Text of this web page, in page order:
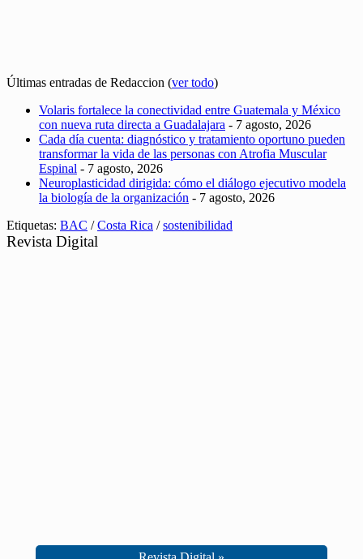
Últimas entradas de Redaccion (ver todo)
Volaris fortalece la conectividad entre Guatemala y México
con nueva ruta directa a Guadalajara - 7 agosto, 2026
Cada día cuenta: diagnóstico y tratamiento oportuno pueden
transformar la vida de las personas con Atrofia Muscular
Espinal - 7 agosto, 2026
Neuroplasticidad dirigida: cómo el diálogo ejecutivo modela
la biología de la organización - 7 agosto, 2026
Etiquetas: BAC /Costa Rica /sostenibilidad
Revista Digital